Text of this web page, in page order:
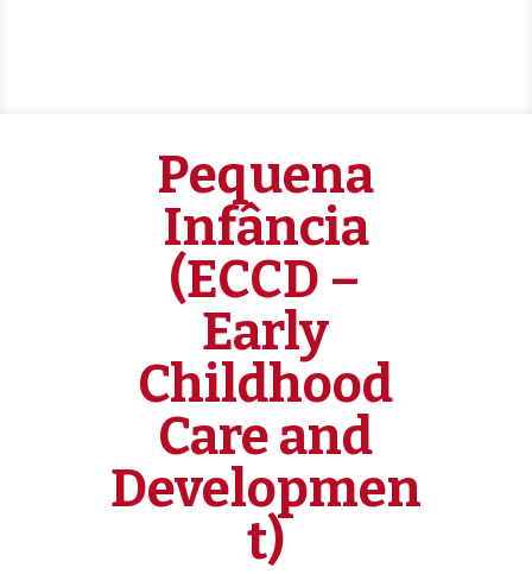
Pequena
Infância
(ECCD –
Early
Childhood
Care and
Developmen
t)